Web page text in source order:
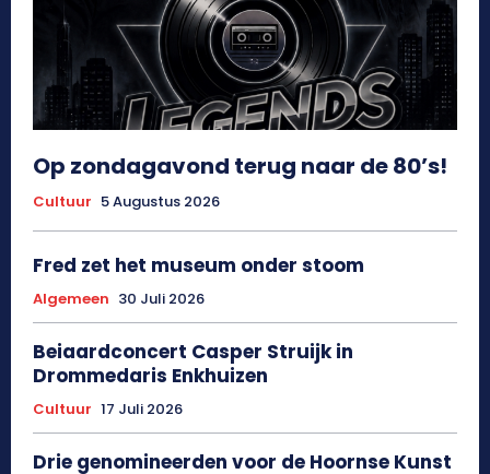
Op zondagavond terug naar de 80’s!
Cultuur 5 Augustus 2026
Fred zet het museum onder stoom
Algemeen 30 Juli 2026
Beiaardconcert Casper Struijk in
Drommedaris Enkhuizen
Cultuur 17 Juli 2026
Drie genomineerden voor de Hoornse Kunst